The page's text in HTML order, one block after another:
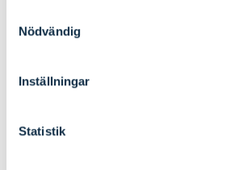
Nödvändig
Inställningar
Statistik
Bond 2023 CA
Evli Target Maturity Nordic
Bond 2023 IA